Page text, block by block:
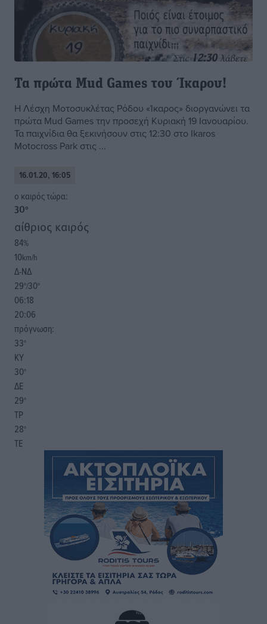
Τα πρώτα Mud Games του Ίκαρου!
Η Λέσχη Μοτοσυκλέτας Ρόδου «Ίκαρος» διοργανώνει τα
πρώτα Mud Games την προσεχή Κυριακή 19 Ιανουαρίου.
Τα παιχνίδια θα ξεκινήσουν στις 12:30 στο Ikaros
Motocross Park στις ...
16.01.20, 16:05
o καιρός τώρα:
30°
αίθριος καιρός
84%
10km/h
Δ-ΝΔ
29°/30°
06:18
20:06
πρόγνωση:
33°
ΚΥ
30°
ΔΕ
29°
ΤΡ
28°
ΤΕ